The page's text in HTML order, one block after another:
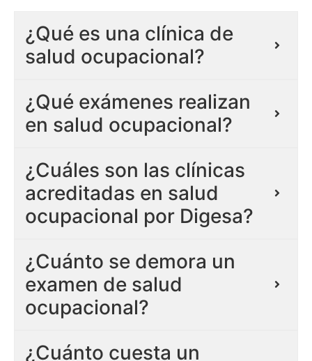
¿Qué es una clínica de
salud ocupacional?
¿Qué exámenes realizan
en salud ocupacional?
¿Cuáles son las clínicas
acreditadas en salud
ocupacional por Digesa?
¿Cuánto se demora un
examen de salud
ocupacional?
¿Cuánto cuesta un